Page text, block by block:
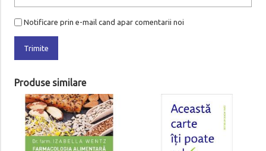
Notificare prin e-mail cand apar comentarii noi
Trimite
Produse similare
Ce stie corpul tau despre
fericire